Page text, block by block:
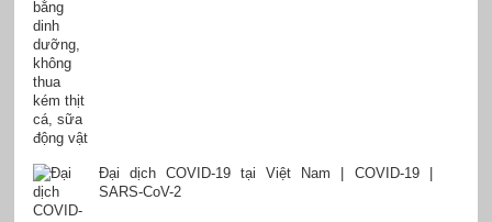
Đại dịch COVID-19 tại Việt Nam | COVID-19 |
SARS-CoV-2